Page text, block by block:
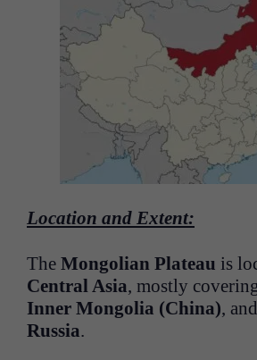
Location and Extent:
The Mongolian Plateau is
Central Asia, mostly
Inner Mongolia (China),
Russia.